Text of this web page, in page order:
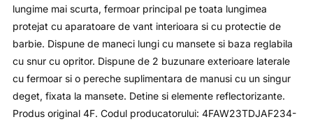
lungime mai scurta, fermoar principal pe toata lungimea
protejat cu aparatoare de vant interioara si cu protectie de
barbie. Dispune de maneci lungi cu mansete si baza reglabila
cu snur cu opritor. Dispune de 2 buzunare exterioare laterale
cu fermoar si o pereche suplimentara de manusi cu un singur
deget, fixata la mansete. Detine si elemente reflectorizante.
Produs original 4F. Codul producatorului: 4FAW23TDJAF234-